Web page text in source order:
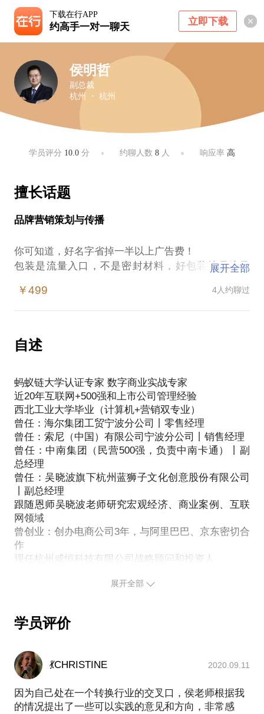
下载在行APP
约高手一对一聊天 立即下载
侯明哲
副总裁
杭州 ・ 杭州
学员评分 10.0 分 约聊人数 8人 响应率 高
擅长话题
品牌营销策划与传播
你可知道，好名字省掉一半以上广告费！
包装是流量入口，不是密封材料，好包装就是流量
品牌崛起的关键是满足客户需求？其实全错了！
一个好名字和好包装，省掉大量广告费，加上定位精
准，避开陷阱，新媒体矩阵推广，你怎能不赢！
一、品牌服务范围
1、品牌定位
2、品牌命名
3、品牌包装建议
4、品牌延伸
5、品牌生命周期管理
5、产品规划及定位
6、新媒体矩阵建议
7、其他营销问题（活动策划、定价、目标人群、渠道
等等）
饼”和“年记”做大，从产品策划、命名、包装设计、定
价、销售团队培训及渠道拓展，一手主抓。
展开全部
￥499 4人约聊过
自述
蚂蚁链大学认证专家 数字商业实战专家
近20年互联网+500强和上市公司管理经验
西北工业大学毕业（计算机+营销双专业）
曾任：海尔集团工贸宁波分公司丨零售经理
曾任：索尼（中国）有限公司宁波分公司丨销售经理
曾任：中南集团（民营500强，负责中南卡通）丨副
总经理
曾任：吴晓波旗下杭州蓝狮子文化创意股份有限公司
丨副总经理
跟随恩师吴晓波老师研究宏观经济、商业案例、互联
网领域
曾创业：创办电商公司3年，与阿里巴巴、京东密切合
作
现任杭州咸恒科技有限公司战略顾问和投资人
创业黑马、银江孵化器（上市）创业导师
师
火炬孵化器特聘创业导师、中国地质大学珠宝零售学
院荣誉讲师
恒源祥大学、浙江总裁班特聘讲师、大江商学院特聘
教授
展开全部
学员评价
💃CHRISTINE 2020.09.11
因为自己处在一个转换行业的交叉口，侯老师根据我
的情况提出了一些可以实践的意见和方向，非常感